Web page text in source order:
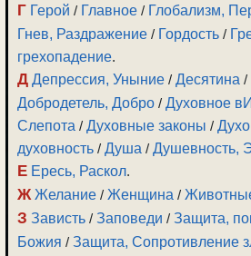
Г Герой / Главное / Глобализм,
Гнев, Раздражение / Гордость /
грехопадение.
Д Депрессия, Уныние /Десятина /
Добродетель, Добро /Духовное
Слепота /Духовные законы /
духовность /Душа /Душевность,
Е Ересь, Раскол.
Ж Желание /Женщина /
З Зависть /Заповеди /Защита,
Божия /Защита, Сопротивление